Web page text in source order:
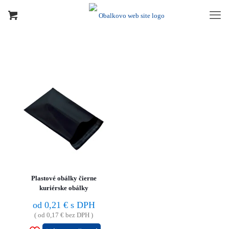
Plastové obálky čierne
kuriérske obálky
od 0,21 €s DPH
( od0,17€ bez DPH )